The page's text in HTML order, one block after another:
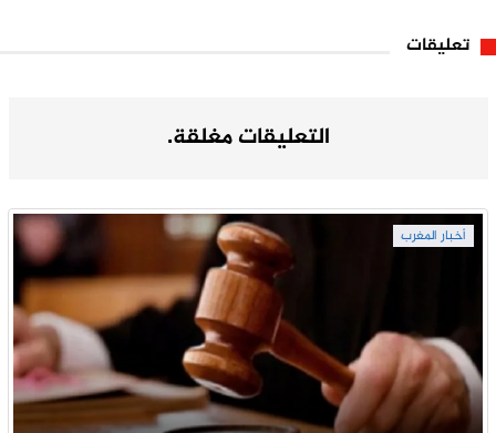
تعليقات
التعليقات مغلقة.
أخبار المغرب